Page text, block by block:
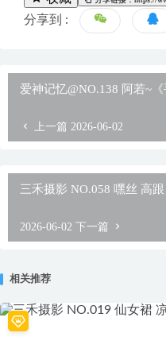
分享到 :
爱神记忆@NO.138 阿若~
上一篇 2026-06-02
三禾摄影 NO.058 嘿丝 高
2026-06-02 下一篇
相关推荐